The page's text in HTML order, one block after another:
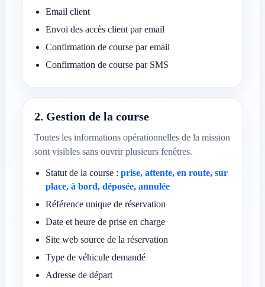
Email client
Envoi des accès client par email
Confirmation de course par email
Confirmation de course par SMS
2. Gestion de la course
Toutes les informations opérationnelles de la mission
sont visibles sans ouvrir plusieurs fenêtres.
Statut de la course : prise, attente, en route, sur
place, à bord, déposée, annulée
Référence unique de réservation
Date et heure de prise en charge
Site web source de la réservation
Type de véhicule demandé
Adresse de départ